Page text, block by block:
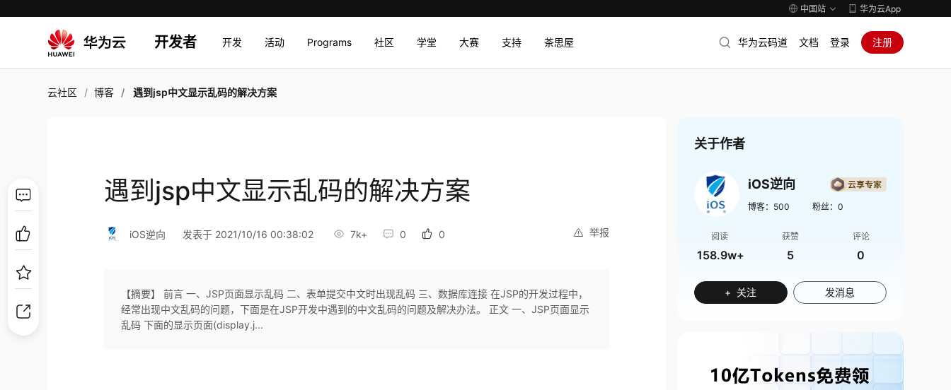
中国站 华为云App
开发者 开发 活动 Programs 社区 学堂 大赛 支持 茶思屋 华为云码道 文档 登录 注册
云社区 博客 遇到jsp中文显示乱码的解决方案
遇到jsp中文显示乱码的解决方案
举报
iOS逆向 发表于 2021/10/16 00:38:02 7k+ 0 0
【摘要】 前言 一、JSP页面显示乱码 二、表单提交中文时出现乱码 三、数据库连接 在JSP的开发过程中，
经常出现中文乱码的问题，下面是在JSP开发中遇到的中文乱码的问题及解决办法。 正文 一、JSP页面显示
乱码 下面的显示页面(display.j...
关于作者
iOS逆向
博客： 500 粉丝： 0
阅读
158.9w+
获赞
5
评论
0
+ 关注 发消息